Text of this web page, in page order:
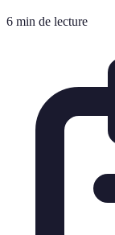
6 min de lecture